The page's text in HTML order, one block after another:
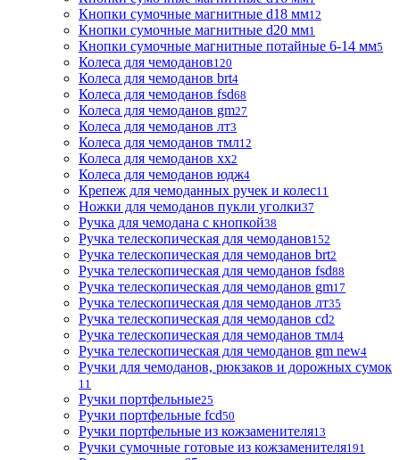
Кнопки сумочные магнитные d18 мм12
Кнопки сумочные магнитные d20 мм1
Кнопки сумочные магнитные потайные 6-14 мм5
Колеса для чемоданов120
Колеса для чемоданов brt4
Колеса для чемоданов fsd68
Колеса для чемоданов gm27
Колеса для чемоданов лт3
Колеса для чемоданов тмл12
Колеса для чемоданов хх2
Колеса для чемоданов юдж4
Крепеж для чемоданных ручек и колес11
Ножки для чемоданов пукли уголки37
Ручка для чемодана с кнопкой38
Ручка телескопическая для чемоданов152
Ручка телескопическая для чемоданов brt2
Ручка телескопическая для чемоданов fsd88
Ручка телескопическая для чемоданов gm17
Ручка телескопическая для чемоданов лт35
Ручка телескопическая для чемоданов сd2
Ручка телескопическая для чемоданов тмл4
Ручка телескопическая для чемоданов gm new4
Ручки для чемоданов, рюкзаков и дорожных сумок
11
Ручки портфельные25
Ручки портфельные fcd50
Ручки портфельные из кожзаменителя13
Ручки сумочные готовые из кожзаменителя191